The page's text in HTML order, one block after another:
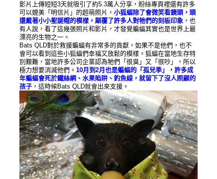
影片上傳短短3天就吸引了約5.3萬人分享，粉絲專頁裡還有許多
可以媲美「明信片」的超萌照片， 小狐蝠除了會微笑看鏡頭，頭
還戴著小小聖誕帽的模樣，顛覆了許多人對牠們的刻板印象 ，也
有人說，看了這幾張照片和影片，才發覺蝙蝠其實也是世界上最
漂亮的生物之一。
Bats QLD對於救援蝙蝠有非常多的貢獻，如果不是他們，也不
會可以看到這些小狐蝠們幸福又放鬆的模樣。狐蝠在當地生存特
別艱難，當地許多公司企業認為牠們「很臭」又「很吵」，所以
極力想要消滅他們。 10月到2月也是蝙蝠的「孤兒季」，許多成
年蝙蝠會死於鐵絲網、水果陷阱、釣魚線，就留下了沒人照顧的
孩子 ，這時候Bats QLD就會出來支援。